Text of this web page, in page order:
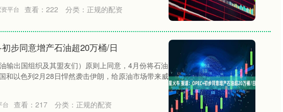
平台 查看： 222 分类： 正规的配资
步同意增产石油超20万桶/日
输出国组织及其盟友们）原则上同意，4月份将石油
和以色列2月28日悍然袭击伊朗，给原油市场带来威
台 查看： 217 分类： 正规的配资